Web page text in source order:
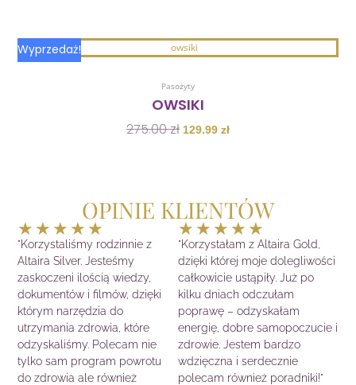
Wyprzedaż!
Pasożyty
OWSIKI
275.00zł
Pierwotna
cena
275.00 zł.
129.99 zł
Aktualna
cena
OPINIE KLIENTÓW
★ ★ ★ ★ ★
5
z
5
"Korzystaliśmy rodzinnie z
Altaira Silver. Jesteśmy
zaskoczeni ilością wiedzy,
dokumentów i filmów, dzięki
którym narzędzia do
utrzymania zdrowia, które
odzyskaliśmy. Polecam nie
tylko sam program powrotu
do zdrowia ale również
★ ★ ★ ★ ★
5
z
5
"Korzystałam z Altaira Gold,
dzięki której moje dolegliwości
całkowicie ustąpiły. Już po
kilku dniach odczułam
poprawę – odzyskałam
energię, dobre samopoczucie i
zdrowie. Jestem bardzo
wdzięczna i serdecznie
polecam również poradniki!"